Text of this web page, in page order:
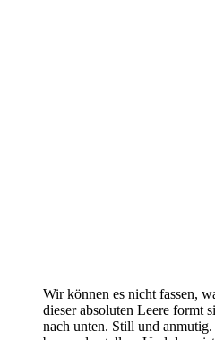
Wir können es nicht fassen,
dieser absoluten Leere formt
nach unten. Still und